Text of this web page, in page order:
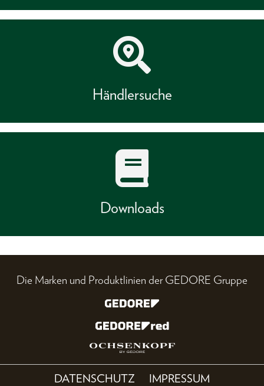
Händlersuche
Downloads
Die Marken und Produktlinien der GEDORE Gruppe
DATENSCHUTZ IMPRESSUM